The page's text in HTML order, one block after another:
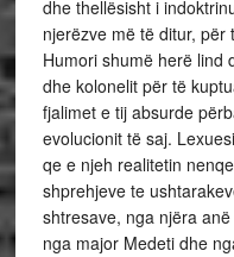
dhe thellësisht i
njerëzve më të ditur,
Humori shumë herë lind
dhe kolonelit për të
fjalimet e tij absurde
evolucionit të saj.
qe e njeh realitetin
shprehjeve te
shtresave, nga njëra
nga major Medeti dhe